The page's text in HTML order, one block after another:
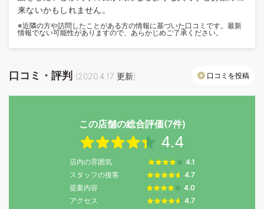
来ないかもしれません。
※近隣の方や訪問したことがある方の情報に基づいた口コミです。最新
情報でない可能性がありますので、あらかじめご了承ください。
口コミ・評判 (2020.4.17 更新) 口コミを投稿
この店舗の総合評価(7件)
4.4
店内の雰囲気
4.1
スタッフの接客
4.7
提案内容
4.0
アクセス
4.7